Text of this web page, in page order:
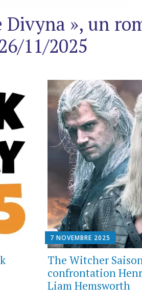
Divyna », un
11/2025
7 NOVEMBRE 2025
The Witcher
confrontation
Liam Hemsworth